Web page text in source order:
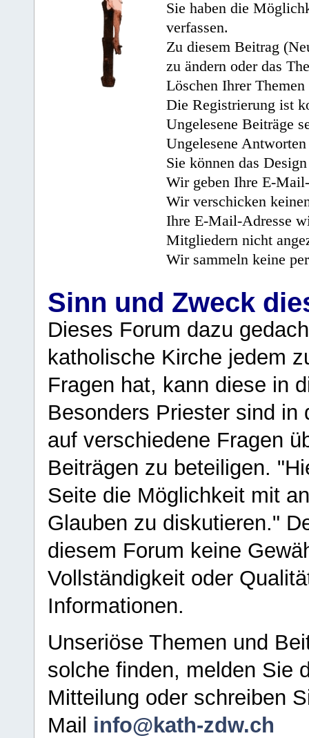
Sie haben die
verfassen.
Zu diesem Beitrag
zu ändern oder das
Löschen Ihrer
Die Registrierung ist
Ungelesene Beiträge
Ungelesene
Sie können das
Wir geben Ihre E-
Wir verschicken
Ihre E-Mail-Adresse
Mitgliedern nicht
Wir sammeln keine
Sinn und Zweck
Dieses Forum dazu
katholische Kirche jedem
Fragen hat, kann diese in
Besonders Priester sind in
auf verschiedene Fragen
Beiträgen zu beteiligen.
Seite die Möglichkeit mit
Glauben zu diskutieren."
diesem Forum keine
Vollständigkeit oder
Informationen.
Unseriöse Themen und
solche finden, melden Sie
Mitteilung oder schreiben
Mail info@kath-zdw.ch